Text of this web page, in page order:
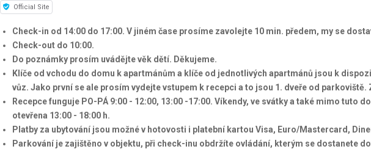
Official Site
Check-in od 14:00 do 17:00. V jiném čase prosíme zavolejte 10 min. předem, my se
Check-out do 10:00.
Do poznámky prosím uvádějte věk dětí. Děkujeme.
Klíče od vchodu do domu k apartmánům a klíče od jednotlivých apartmánů jsou k
vůz. Jako první se ale prosím vydejte vstupem k recepci a to jsou 1. dveře od
Recepce funguje PO-PÁ 9:00 - 12:00, 13:00 -17:00. Víkendy, ve svátky a také mimo
otevřena 13:00 - 18:00 h.
Platby za ubytování jsou možné v hotovosti i platební kartou Visa, Euro/Mastercard,
Parkování je zajištěno v objektu, při check-inu obdržíte ovládání, kterým se dostanete